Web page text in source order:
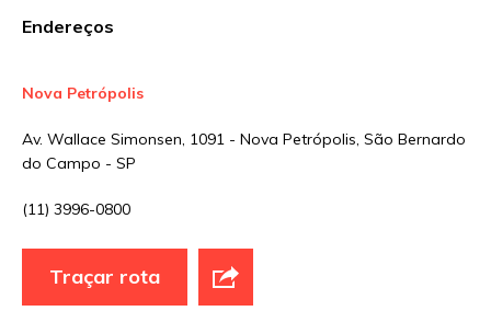
Sua avaliação
Endereços
Nova Petrópolis
Av. Wallace Simonsen, 1091 - Nova Petrópolis, São Bernardo
do Campo - SP
(11) 3996-0800
Traçar rota